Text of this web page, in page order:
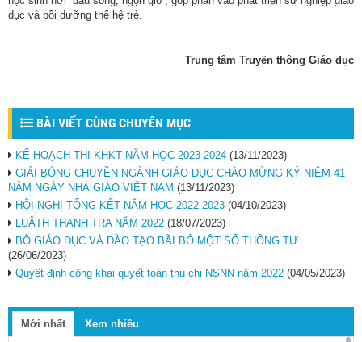
dục và bồi dưỡng thế hệ trẻ.
Trung tâm Truyền thông Giáo dục
BÀI VIẾT CÙNG CHUYÊN MỤC
KẾ HOẠCH THI KHKT NĂM HỌC 2023-2024 (13/11/2023)
GIẢI BÓNG CHUYỀN NGÀNH GIÁO DỤC CHÀO MỪNG KỶ NIỆM 41
NĂM NGÀY NHÀ GIÁO VIỆT NAM (13/11/2023)
HỘI NGHỊ TỔNG KẾT NĂM HỌC 2022-2023 (04/10/2023)
LUÂTH THANH TRA NĂM 2022 (18/07/2023)
BỘ GIÁO DỤC VÀ ĐÀO TẠO BÃI BỎ MỘT SỐ THÔNG TƯ
(26/06/2023)
Quyết định công khai quyết toán thu chi NSNN năm 2022 (04/05/2023)
Mới nhất Xem nhiều